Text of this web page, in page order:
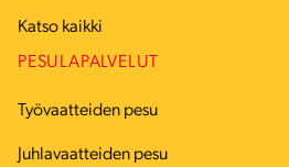
Katso kaikki
PESULAPALVELUT
Työvaatteiden pesu
Juhlavaatteiden pesu